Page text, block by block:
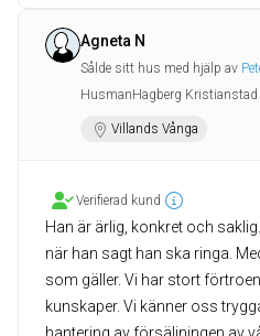
Agneta N
Sålde sitt hus med hjälp av
HusmanHagberg Kristianstad
Villands Vånga
Verifierad kund
Han är ärlig, konkret och
när han sagt han ska ringa.
som gäller. Vi har stort
kunskaper. Vi känner oss